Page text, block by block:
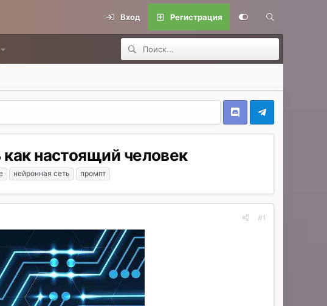
Вход Регистрация
настоящий человек
нейронная сеть промпт
#1